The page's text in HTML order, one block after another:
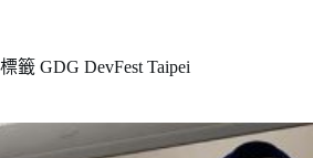
標籤 GDG DevFest Taipei